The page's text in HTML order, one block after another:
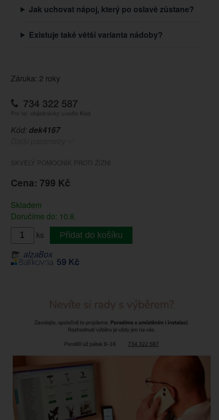
Jak uchovat nápoj, který po oslavě zůstane?
Existuje také větší varianta nádoby?
Záruka: 2 roky
Kód: dek4167
SKVĚLÝ POMOCNÍK PROTI ŽÍZNI
Cena: 799 Kč
Skladem
Doručíme do: 10.8.
ks
Přidat do košíku